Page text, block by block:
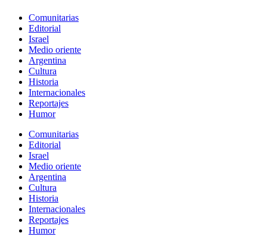
Comunitarias
Editorial
Israel
Medio oriente
Argentina
Cultura
Historia
Internacionales
Reportajes
Humor
Comunitarias
Editorial
Israel
Medio oriente
Argentina
Cultura
Historia
Internacionales
Reportajes
Humor